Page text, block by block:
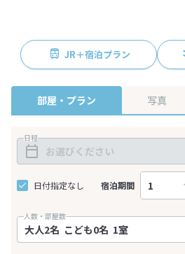
JR＋宿泊プラン
部屋・プラン 写真
日程
日付指定なし 宿泊期間
人数・部屋数